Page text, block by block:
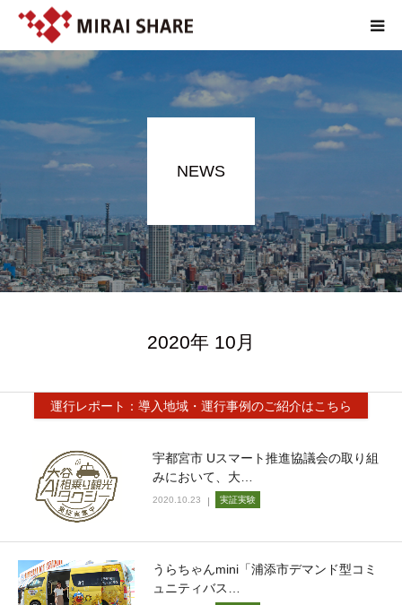
NEWS
2020年 10月
運行レポート：導入地域・運行事例のご紹介はこちら
宇都宮市 Uスマート推進協議会の取り組
みにおいて、大…
2020.10.23 実証実験
うらちゃんmini「浦添市デマンド型コミ
ュニティバス…
NEWS
TECHNOLOGY
SERVICE
REPORT
ABOUT